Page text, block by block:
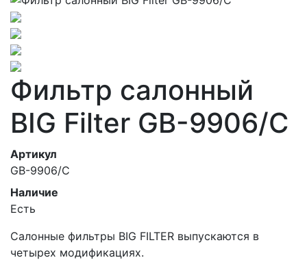
Фильтр салонный
BIG Filter GB-9906/C
Артикул
GB-9906/C
Наличие
Есть
Салонные фильтры BIG FILTER выпускаются в
четырех модификациях.